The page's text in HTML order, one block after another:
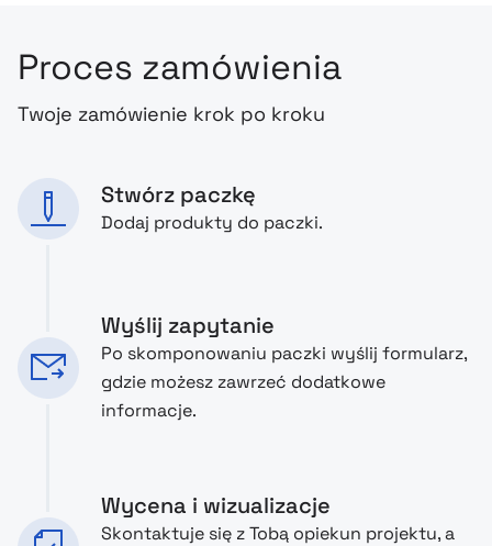
Proces zamówienia
Twoje zamówienie krok po kroku
Stwórz paczkę
Dodaj produkty do paczki.
Wyślij zapytanie
Po skomponowaniu paczki wyślij formularz,
gdzie możesz zawrzeć dodatkowe
informacje.
Wycena i wizualizacje
Skontaktuje się z Tobą opiekun projektu, a